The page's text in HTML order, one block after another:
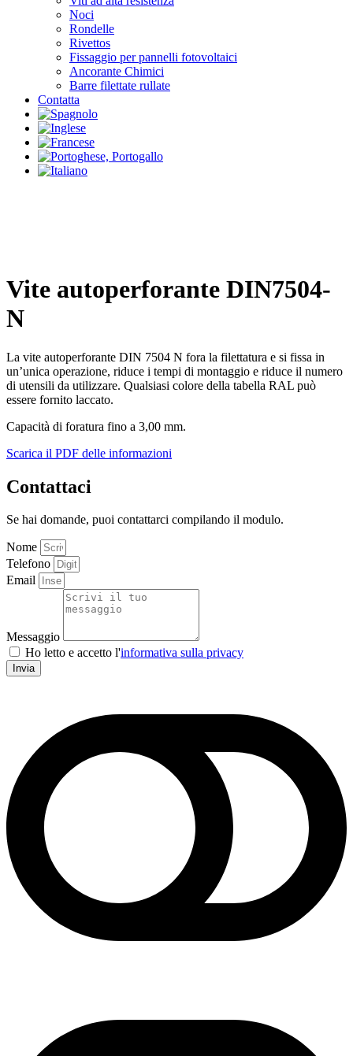
Noci
Rondelle
Rivettos
Fissaggio per pannelli fotovoltaici
Ancorante Chimici
Barre filettate rullate
Contatta
Vite autoperforante DIN7504-
N
La vite autoperforante DIN 7504 N fora la filettatura e si fissa in
un’unica operazione, riduce i tempi di montaggio e riduce il numero
di utensili da utilizzare. Qualsiasi colore della tabella RAL può
essere fornito laccato.
Capacità di foratura fino a 3,00 mm.
Scarica il PDF delle informazioni
Contattaci
Se hai domande, puoi contattarci compilando il modulo.
Nome
Telefono
Email
Messaggio
Ho letto e accetto l'informativa sulla privacy
Invia